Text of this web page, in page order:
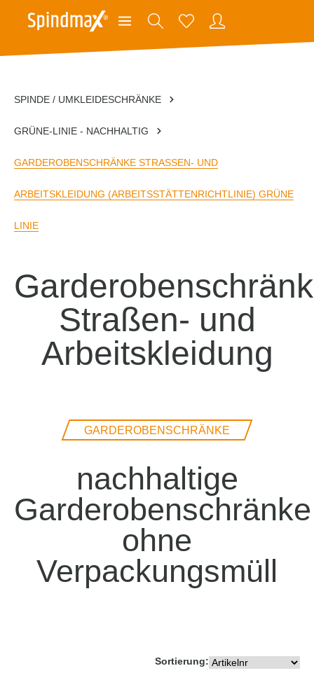
SPINDE / UMKLEIDESCHRÄNKE
GRÜNE-LINIE - NACHHALTIG
GARDEROBENSCHRÄNKE STRASSEN- UND A
RBEITSKLEIDUNG (ARBEITSSTÄTTENRICHTLINIE) GRÜNE L
INIE
Straßen- und
Arbeitskleidung
GARDEROBENSCHRÄNKE
nachhaltige
ohne
Verpackungsmüll
Sortierung: